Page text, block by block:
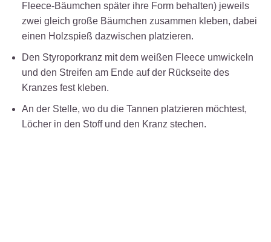
Fleece-Bäumchen später ihre Form behalten) jeweils
zwei gleich große Bäumchen zusammen kleben, dabei
einen Holzspieß dazwischen platzieren.
Den Styroporkranz mit dem weißen Fleece umwickeln
und den Streifen am Ende auf der Rückseite des
Kranzes fest kleben.
An der Stelle, wo du die Tannen platzieren möchtest,
Löcher in den Stoff und den Kranz stechen.